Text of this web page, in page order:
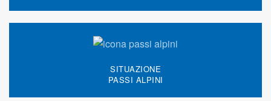
SITUAZIONE
PASSI ALPINI